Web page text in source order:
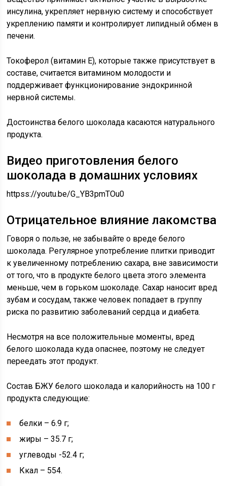
инсулина, укрепляет нервную систему и способствует
укреплению памяти и контролирует липидный обмен в
печени.
Токоферол (витамин Е), которые также присутствует в
составе, считается витамином молодости и
поддерживает функционирование эндокринной
нервной системы.
Достоинства белого шоколада касаются натурального
продукта.
Видео приготовления белого
шоколада в домашних условиях
httpss://youtu.be/G_YB3pmTOu0
Отрицательное влияние лакомства
Говоря о пользе, не забывайте о вреде белого
шоколада. Регулярное употребление плитки приводит
к увеличенному потреблению сахара, вне зависимости
от того, что в продукте белого цвета этого элемента
меньше, чем в горьком шоколаде. Сахар наносит вред
зубам и сосудам, также человек попадает в группу
риска по развитию заболеваний сердца и диабета.
Несмотря на все положительные моменты, вред
белого шоколада куда опаснее, поэтому не следует
переедать этот продукт.
Состав БЖУ белого шоколада и калорийность на 100 г
продукта следующие:
белки – 6.9 г;
жиры – 35.7 г;
углеводы -52.4 г;
Ккал – 554.